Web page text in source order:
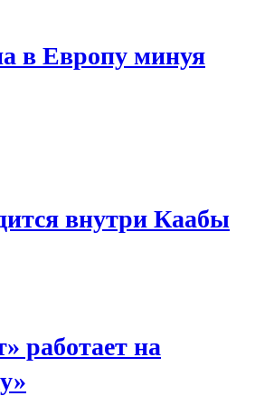
в Европу минуя
внутри Каабы
работает на